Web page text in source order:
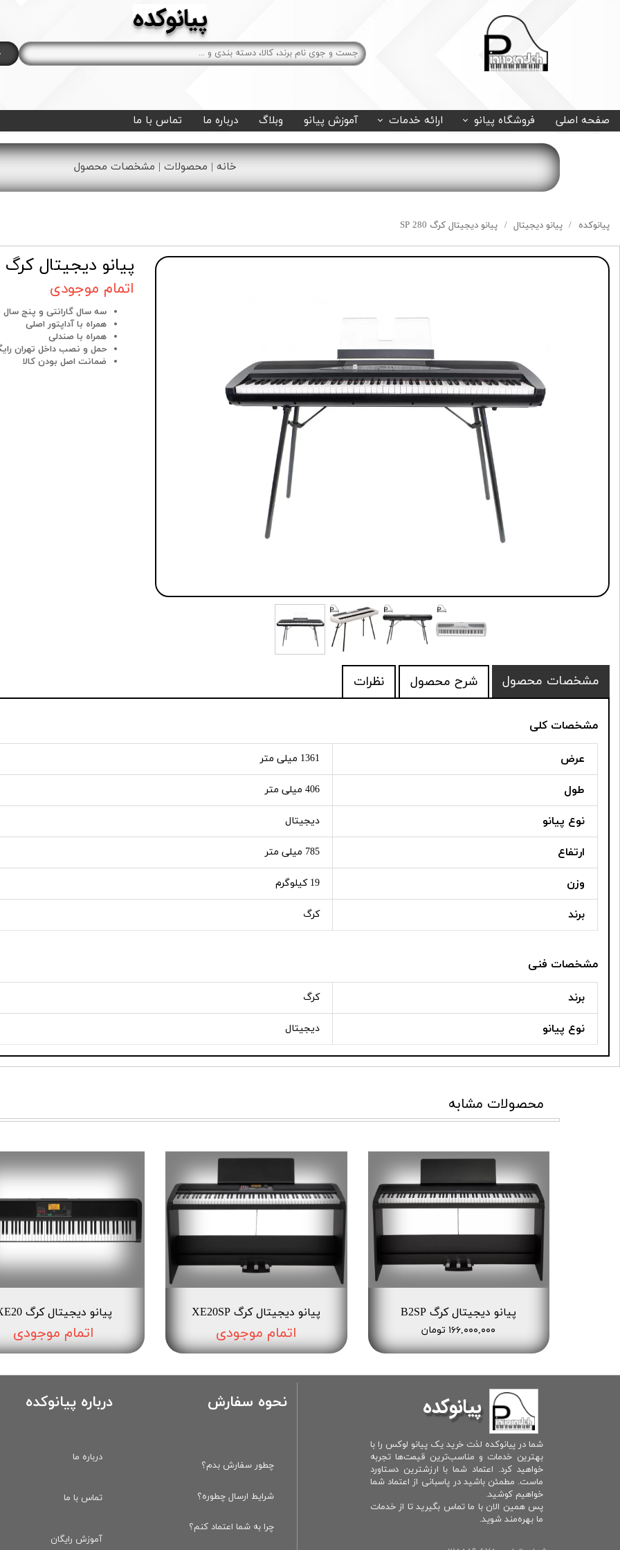
صفحه اصلی فروشگاه پیانو ارائه خدمات آموزش پیانو وبلاگ درباره ما تماس با ما
پیانوکده
خانه | محصولات | مشخصات محصول
پیانوکده پیانو دیجیتال پیانو دیجیتال کرگ SP 280
پیانو دیجیتال کرگ SP 280
اتمام موجودی
سه سال گارانتی و پنج
همراه با آداپتور اصلی
همراه با صندلی
حمل و نصب داخل تهران
ضمانت اصل بودن کالا
مشخصات محصول شرح محصول نظرات
مشخصات کلی
عرض 1361 میلی متر
طول 406 میلی متر
نوع پیانو دیجیتال
ارتفاع 785 میلی متر
وزن 19 کیلوگرم
برند کرگ
مشخصات فنی
برند کرگ
نوع پیانو دیجیتال
محصولات مشابه
پیانو دیجیتال کرگ B2SP
۱۶۶,۰۰۰,۰۰۰ تومان
پیانو دیجیتال کرگ XE20SP
اتمام موجودی
پیانو دیجیتال کرگ XE20
اتمام موجودی
شما در پیانوکده لذت خرید یک پیانو لوکس را با
بهترین خدمات و مناسب‌ترین قیمت‌ها تجربه
خواهید کرد. اعتماد شما با ارزشترین دستاورد
ماست. مطمئن باشید در پاسبانی از اعتماد شما
خواهیم کوشید.
پس همین الان با ما تماس بگیرید تا از خدمات
ما بهره‌مند شوید.
پیانوکده نحوه سفارش
چطور سفارش بدم؟
شرایط ارسال چطوره؟
چرا به شما اعتماد کنم؟
درباره پیانوکده
درباره ما
تماس با ما
آموزش رایگان